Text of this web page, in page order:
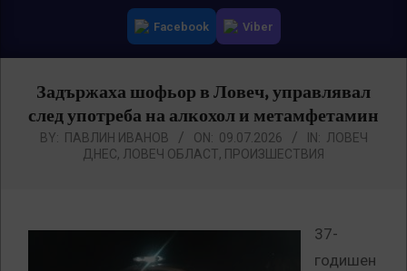
Facebook Viber
Задържаха шофьор в Ловеч, управлявал
след употреба на алкохол и метамфетамин
BY: ПАВЛИН ИВАНОВ ON: 09.07.2026 IN: ЛОВЕЧ
ДНЕС, ЛОВЕЧ ОБЛАСТ, ПРОИЗШЕСТВИЯ
37-
годишен